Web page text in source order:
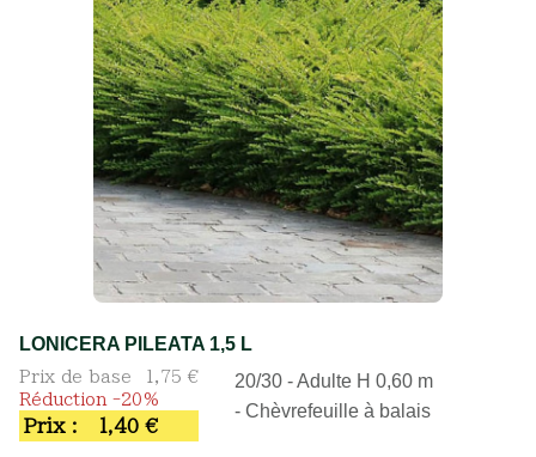
LONICERA PILEATA 1,5 L
Prix de base
1,75 €
Réduction -20%
Prix : 1,40 €
20/30 - Adulte H 0,60 m
- Chèvrefeuille à balais